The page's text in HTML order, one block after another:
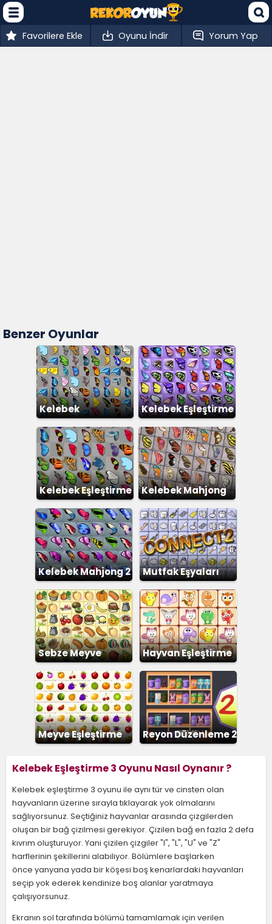
Favorilere Ekle Oyunu İndir Yorum Yap
Benzer Oyunlar
Kelebek Kelebek Eşleştirme
Kelebek Eşleştirme
2
Kelebek Mahjong
Kelebek Mahjong 2
Mutfak Eşyaları
Eşleştirme
Sebze Meyve
Eşleştirme
Hayvan Eşleştirme
Meyve Eşleştirme Reyon Düzenleme 2
Kelebek Eşleştirme 3 Oyunu Nasıl Oynanır ?
Kelebek eşleştirme 3 oyunu ile aynı tür ve cinsten olan
hayvanların üzerine sırayla tıklayarak yok olmalarını
sağlıyorsunuz. Seçtiğiniz hayvanlar arasında çizgilerden
oluşan bir bağ çizilmesi gerekiyor. Çizilen bağ en fazla 2 defa
kıvrım oluşturuyor. Yani çizilen çizgiler "I", "L", "U" ve "Z"
harflerinin şekillerini alabiliyor. Bölümlere başlarken
önce yanyana yada bir köşesi boş kenarlardaki hayvanları
seçip yok ederek kendinize boş alanlar yaratmaya
çalışıyorsunuz.
Ekranın sol tarafında bölümü tamamlamak için verilen